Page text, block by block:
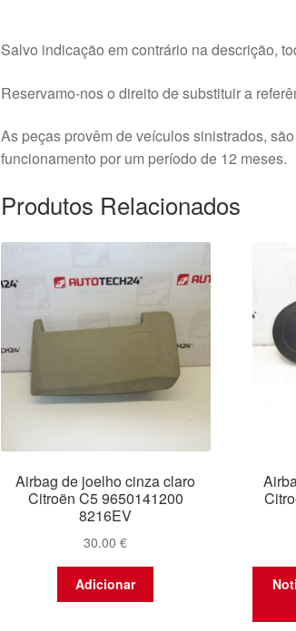
Salvo indicação em contrário na descrição,
Reservamo-nos o direito de substituir a
As peças provêm de veículos sinistrados,
funcionamento por um período de 12 meses.
Produtos Relacionados
Airbag de joelho cinza claro
Citroën C5 9650141200
8216EV
30.00€
Adicionar